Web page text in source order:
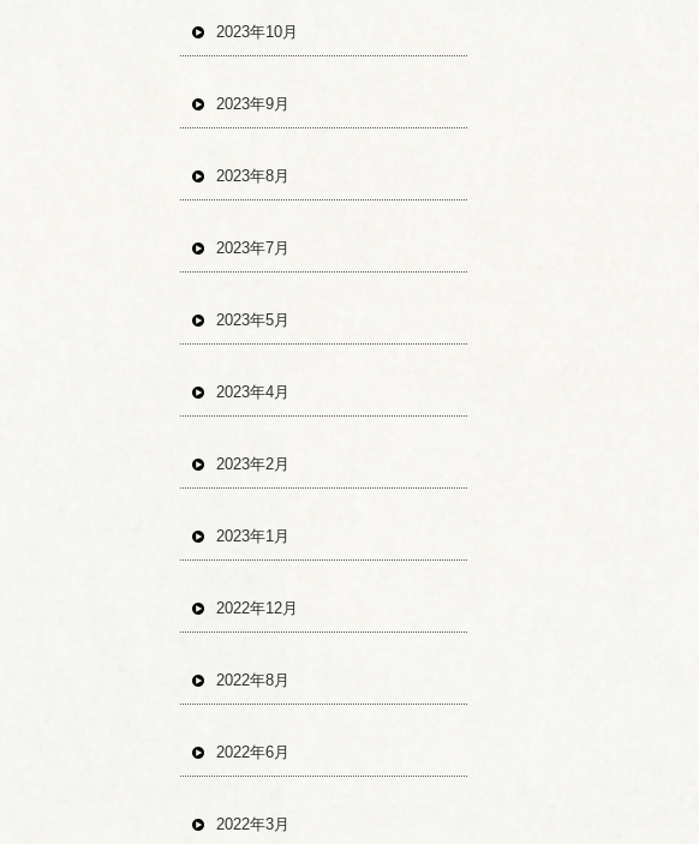
2023年10月
2023年9月
2023年8月
2023年7月
2023年5月
2023年4月
2023年2月
2023年1月
2022年12月
2022年8月
2022年6月
2022年3月